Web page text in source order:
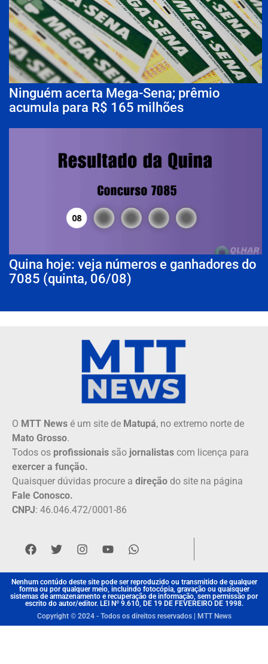
Ninguém acerta Mega-Sena; prêmio
acumula para R$ 165 milhões
Quina hoje: veja números e ganhadores do
7085 (quinta, 06/08)
O MTT News é um site de Matupá, no extremo norte de
Mato Grosso.
Todos os profissionais são jornalistas com licença para
exercer a função.
Quaisquer dúvidas procure a direção do site na página
Fale Conosco.
CNPJ: 46.046.472/0001-86
Nenhum contúdo deste site pode ser reproduzido ou transmitido de qualquer
forma ou por qualquer meio, incluindo fotocópia, gravação ou quaisquer
sistemas de armazenamento e recuperação de informação, sem permissão por
escrito do autor/editor. LEI Nº 9.610, DE 19 DE FEVEREIRO DE 1998.
Copyright © 2024 - Todos os direitos reservados | MTT News